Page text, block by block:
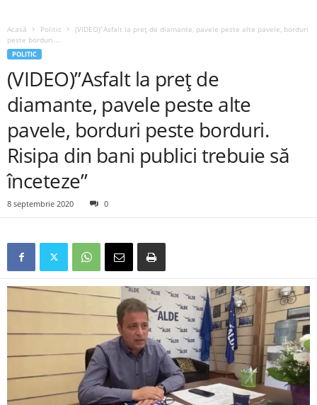
Acasă Politic
(VIDEO)”Asfalt la preț de diamante, pavele peste alte pavele, borduri
peste borduri....
POLITIC
(VIDEO)”Asfalt la preț de
diamante, pavele peste alte
pavele, borduri peste borduri.
Risipa din bani publici trebuie să
înceteze”
8 septembrie 2020 0